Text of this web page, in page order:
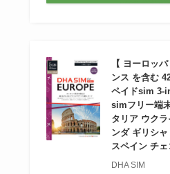
【 ヨーロッ
ンス を含む
ペイドsim 3-
simフリー端
タリア ウク
ンダ ギリシ
スペイン チ
DHA SIM